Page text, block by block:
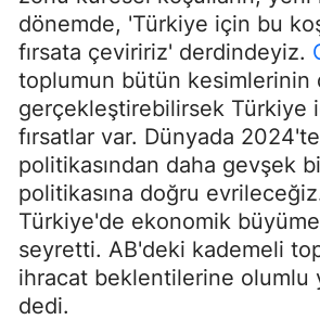
dönemde, 'Türkiye için bu
fırsata çeviririz' derdindeyiz.
toplumun bütün kesimlerinin
gerçekleştirebilirsek Türkiye
fırsatlar var. Dünyada 2024'te
politikasından daha gevşek
politikasına doğru
Türkiye'de ekonomik
seyretti. AB'deki kademeli
ihracat beklentilerine olumlu
dedi.